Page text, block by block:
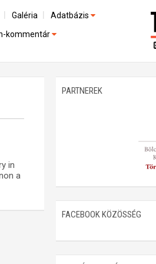
Galéria Adatbázis
Emlékművek (feltöltés alatt)
kommentár
in
a
PARTNEREK
FACEBOOK KÖZÖSSÉG